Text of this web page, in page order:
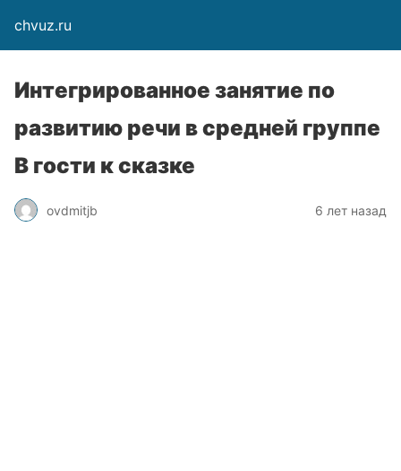
chvuz.ru
Интегрированное занятие по
развитию речи в средней группе
В гости к сказке
ovdmitjb 6 лет назад